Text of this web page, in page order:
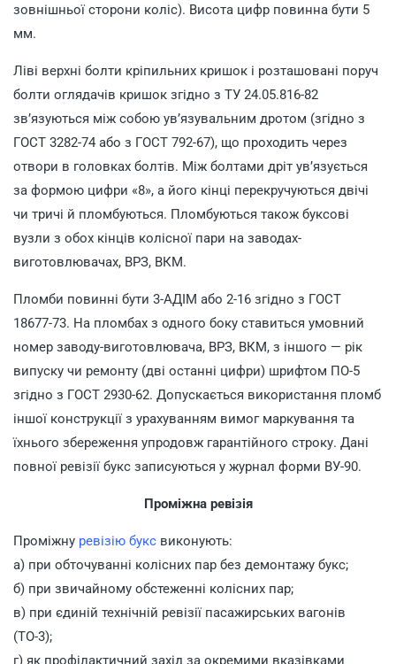
зовнішньої сторони коліс). Висота цифр повинна бути 5
мм.
Ліві верхні болти кріпильних кришок і розташовані поруч
болти оглядачів кришок згідно з ТУ 24.05.816-82
зв’язуються між собою ув’язувальним дротом (згідно з
ГОСТ 3282-74 або з ГОСТ 792-67), що проходить через
отвори в головках болтів. Між болтами дріт ув’язується
за формою цифри «8», а його кінці перекручуються двічі
чи тричі й пломбуються. Пломбуються також буксові
вузли з обох кінців колісної пари на заводах-
виготовлювачах, ВРЗ, ВКМ.
Пломби повинні бути 3-АДІМ або 2-16 згідно з ГОСТ
18677-73. На пломбах з одного боку ставиться умовний
номер заводу-виготовлювача, ВРЗ, ВКМ, з іншого — рік
випуску чи ремонту (дві останні цифри) шрифтом ПО-5
згідно з ГОСТ 2930-62. Допускається використання пломб
іншої конструкції з урахуванням вимог маркування та
їхнього збереження упродовж гарантійного строку. Дані
повної ревізії букс записуються у журнал форми ВУ-90.
Проміжна ревізія
Проміжну ревізію букс виконують:
а) при обточуванні колісних пар без демонтажу букс;
б) при звичайному обстеженні колісних пар;
в) при єдиній технічній ревізії пасажирських вагонів
(ТО-3);
г) як профілактичний захід за окремими вказівками